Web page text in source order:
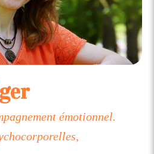
émotionnel.